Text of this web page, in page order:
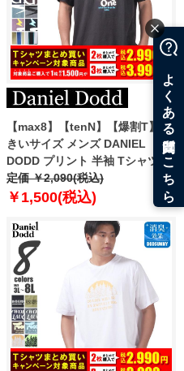
【max8】【tenN】【爆割T】大
きいサイズ メンズ DANIEL
DODD プリント 半袖 Tシャツ 全
8色 azt-2502pt5 【t2501】
定価 ￥2,090(税込)
￥1,500(税込)